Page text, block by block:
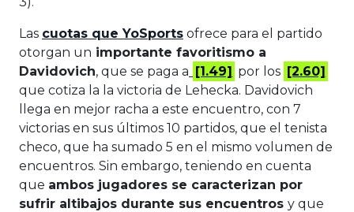
Las cuotas que YoSports ofrece para el partido
otorgan un importante favoritismo a
Davidovich, que se paga a [1.49] por los [2.60]
que cotiza la la victoria de Lehecka. Davidovich
llega en mejor racha a este encuentro, con 7
victorias en sus últimos 10 partidos, que el tenista
checo, que ha sumado 5 en el mismo volumen de
encuentros. Sin embargo, teniendo en cuenta
que ambos jugadores se caracterizan por
sufrir altibajos durante sus encuentros y que